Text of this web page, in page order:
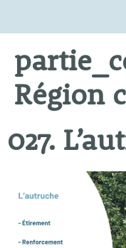
Région
027.